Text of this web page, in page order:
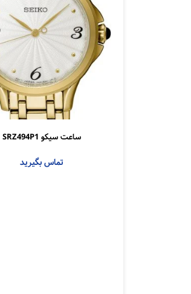
ساعت سیکو SRZ494P1
تماس بگیرید